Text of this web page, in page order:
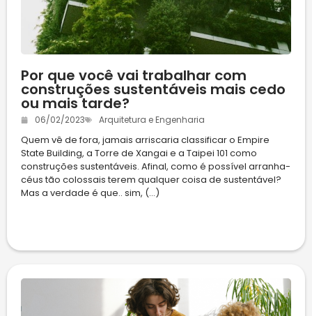
Por que você vai trabalhar com
construções sustentáveis mais cedo
ou mais tarde?
06/02/2023 Arquitetura e Engenharia
Quem vê de fora, jamais arriscaria classificar o Empire
State Building, a Torre de Xangai e a Taipei 101 como
construções sustentáveis. Afinal, como é possível arranha-
céus tão colossais terem qualquer coisa de sustentável?
Mas a verdade é que.. sim, (...)